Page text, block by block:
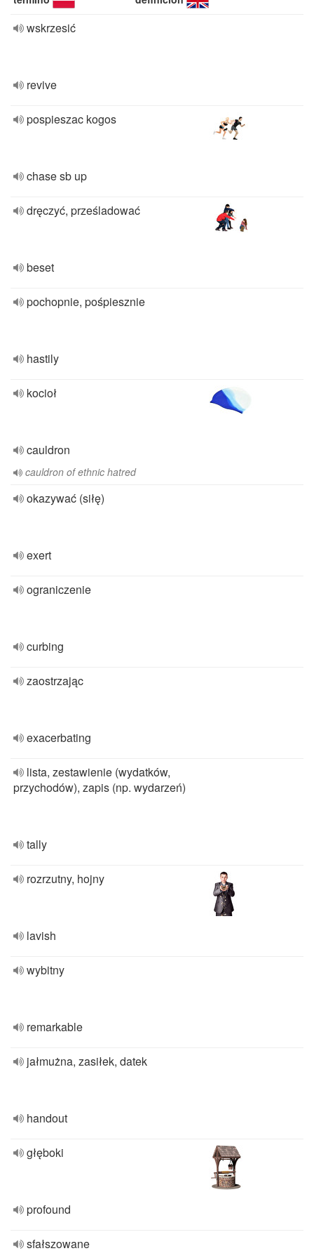
wskrzesić
revive
pospieszac kogos
chase sb up
dręczyć, prześladować
beset
pochopnie, pośpiesznie
hastily
kocioł
cauldron
cauldron of ethnic hatred
okazywać (siłę)
exert
ograniczenie
curbing
zaostrzając
exacerbating
lista, zestawienie (wydatków,
przychodów), zapis (np. wydarzeń)
tally
rozrzutny, hojny
lavish
wybitny
remarkable
jałmużna, zasiłek, datek
handout
głęboki
profound
sfałszowane